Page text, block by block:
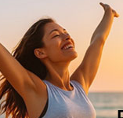
8 9 10 Suiv. ›